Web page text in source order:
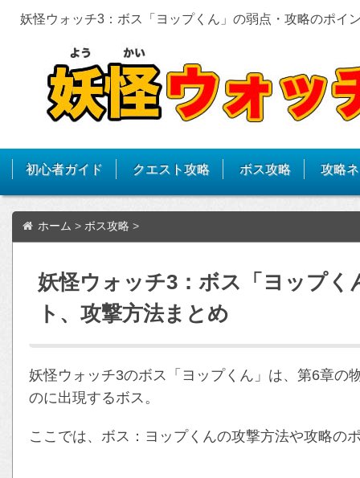
妖怪ウォッチ3：ボス「ヨップくん」の弱点・攻略のポイ
初心者ガイド クエスト攻略 ボス攻略 攻略
ホーム > ボス攻略 >
妖怪ウォッチ3：ボス「ヨップく
ト、攻撃方法まとめ
妖怪ウォッチ3のボス「ヨップくん」は、第6章の
のに出現するボス。
ここでは、ボス：ヨップくんの攻撃方法や攻略の